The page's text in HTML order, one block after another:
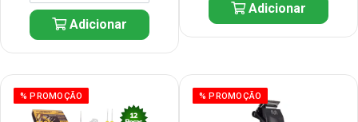
Adicionar
Adicionar
% PROMOÇÃO % PROMOÇÃO